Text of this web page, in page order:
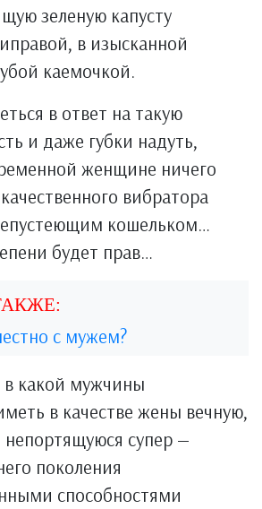
зеленую капусту
в изысканной
каемочкой.
в ответ на такую
и даже губки надуть,
женщине ничего
вибратора
кошельком…
будет прав…
с мужем?
в какой мужчины
в качестве жены вечную,
супер —
поколения
способностями